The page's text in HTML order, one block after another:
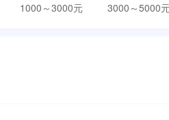
1000～3000元 3000～5000